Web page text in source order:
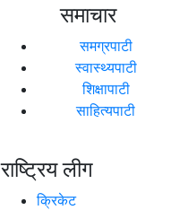
समाचार
समग्रपाटी
स्वास्थ्यपाटी
शिक्षापाटी
साहित्यपाटी
राष्ट्रिय लीग
क्रिकेट